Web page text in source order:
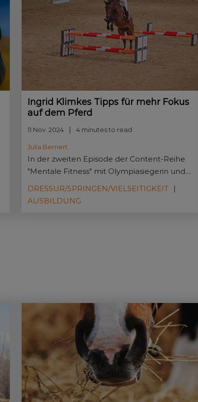
Ingrid Klimkes Tipps für mehr Fokus
auf dem Pferd
11 Nov. 2024 4 minutes to read
Julia Bernert
In der zweiten Episode der Content-Reihe
"Mentale Fitness" mit Olympiasiegerin und
Reitmeisterin Ingrid Klimke steht die
Bedeutung von festen Prüfungs-Routinen
DRESSUR/SPRINGEN/VIELSEITIGKEIT
AUSBILDUNG